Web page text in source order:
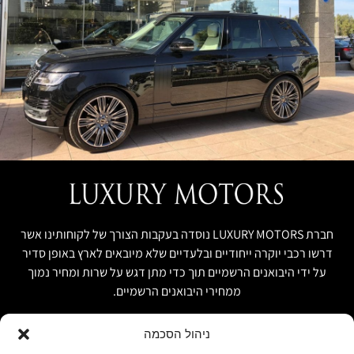
ניהול הסכמה
חברת LUXURY MOTORS נוסדה בעקבות הצורך של לקוחותינו אשר
דרשו רכבי יוקרה ייחודיים ובלעדיים שלא מיובאים לארץ באופן סדיר
על ידי היבואנים הרשמיים תוך כדי מתן דגש על שרות ומחיר נמוך
ממחירי היבואנים הרשמיים.